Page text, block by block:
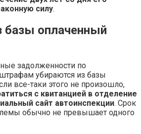
силу.
базы оплаченный
задолженности по
убираются из базы
все-таки этого не произошло,
с квитанцией в отделение
сайт автоинспекции. Срок
обычно не превышает одного